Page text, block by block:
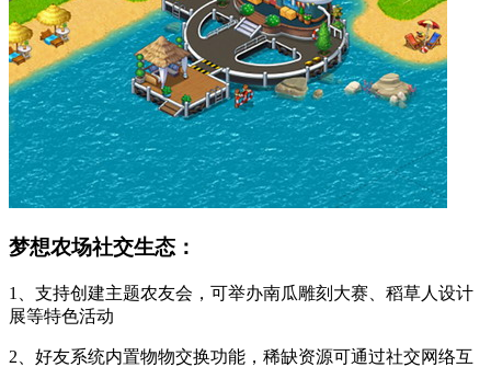
梦想农场社交生态：
1、支持创建主题农友会，可举办南瓜雕刻大赛、稻草人设计
展等特色活动
2、好友系统内置物物交换功能，稀缺资源可通过社交网络互